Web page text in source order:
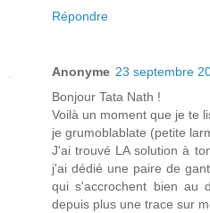
Répondre
Anonyme 23 septembre
Bonjour Tata Nath !
Voilà un moment que je te
je grumoblablate (petite
J'ai trouvé LA solution à
j'ai dédié une paire de
qui s'accrochent bien au
depuis plus une trace sur